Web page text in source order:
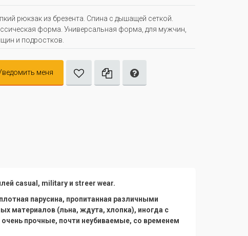
рюкзак из брезента. Спина с дышащей сеткой.
форма. Универсальная форма, для мужчин,
и подростков.
меня
casual, military и streer wear.
парусина, пропитанная различными
материалов (льна, ждута, хлопка), иногда с
прочные, почти неубиваемые, со временем